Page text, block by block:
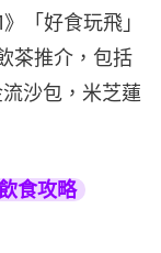
「好食玩飛」
茶推介，包括
沙包，米芝蓮
食攻略